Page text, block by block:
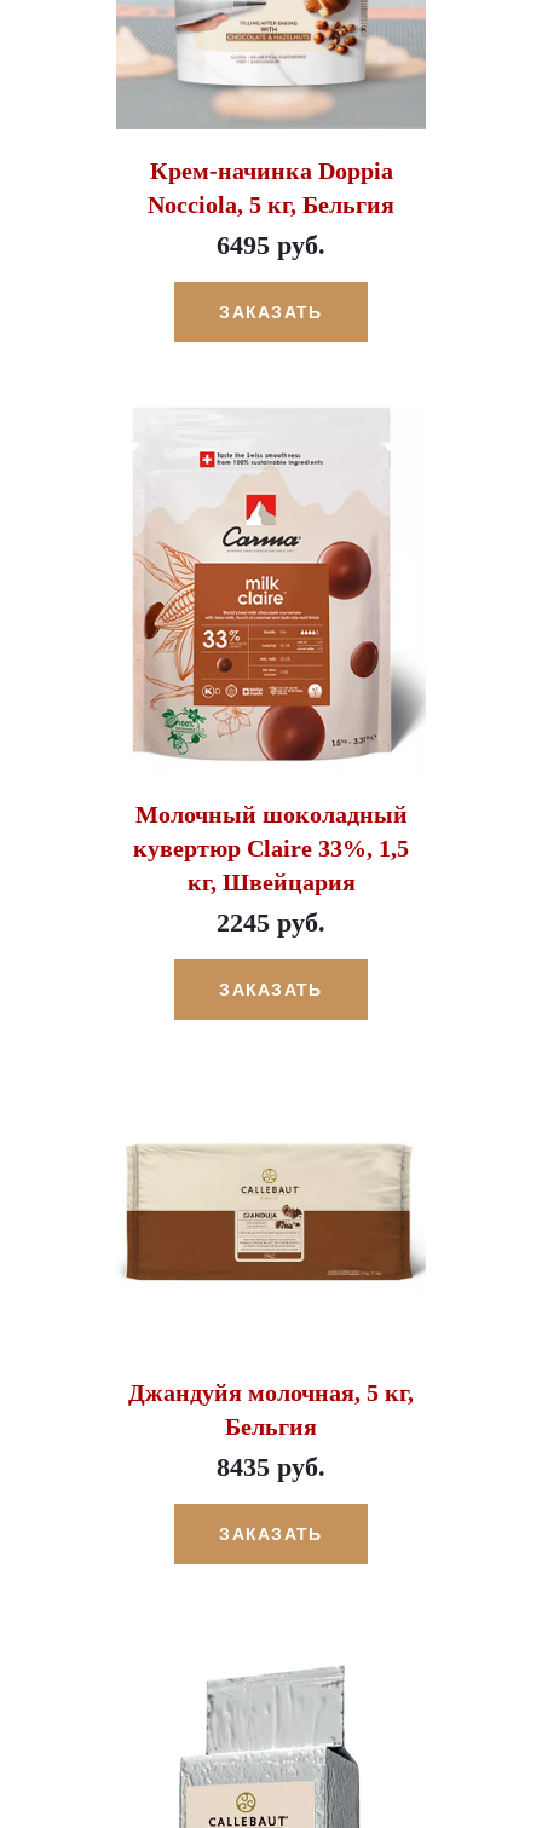
Крем-начинка Doppia
Nocciola, 5 кг, Бельгия
6495 руб.
ЗАКАЗАТЬ
Молочный шоколадный
кувертюр Claire 33%, 1,5
кг, Швейцария
2245 руб.
ЗАКАЗАТЬ
Джандуйя молочная, 5 кг,
Бельгия
8435 руб.
ЗАКАЗАТЬ